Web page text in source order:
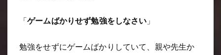
「ゲームばかりせず勉強をしなさい 」
勉強をせずにゲームばかりしていて、親や先生か